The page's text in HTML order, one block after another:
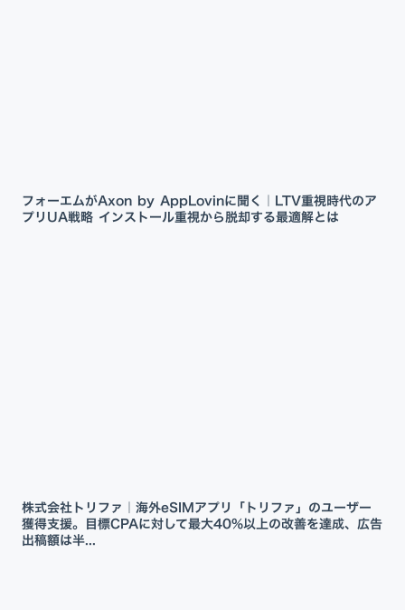
フォーエムがAxon by AppLovinに聞く｜LTV重視時代のア
プリUA戦略 インストール重視から脱却する最適解とは
株式会社トリファ｜海外eSIMアプリ「トリファ」のユーザー
獲得支援。目標CPAに対して最大40%以上の改善を達成、広告
出稿額は半...